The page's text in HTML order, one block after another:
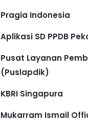
Pragia Indonesia
Aplikasi SD PPDB
Pusat Layanan
(Puslapdik)
KBRI Singapura
Mukarram Ismail